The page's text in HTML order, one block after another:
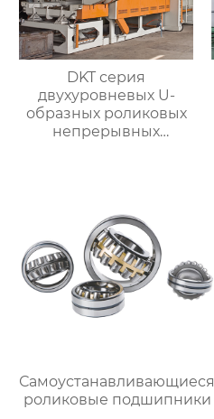
DKT серия
двухуровневых U-
образных роликовых
непрерывных
Самоустанавливающиеся
роликовые подшипники